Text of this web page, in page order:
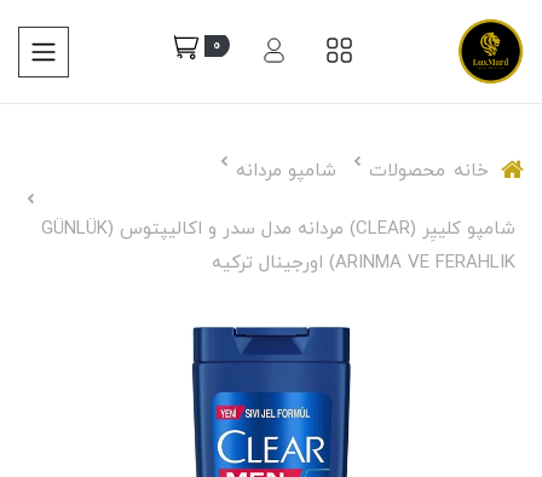
0
خانه محصولات شامپو مردانه
شامپو کلییِر (CLEAR) مردانه مدل سدر و اکالیپتوس (GÜNLÜK
ARINMA VE FERAHLIK) اورجینال ترکیه